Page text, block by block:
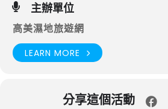
主辦單位
高美濕地旅遊網
LEARN MORE
分享這個活動